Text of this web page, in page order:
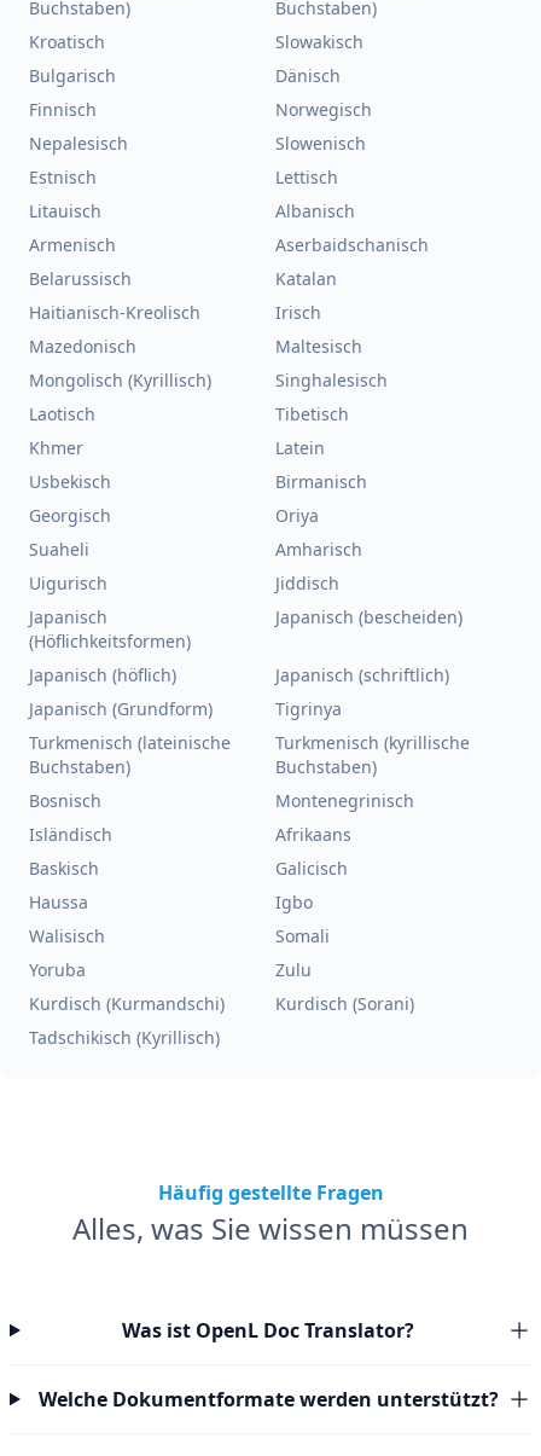
Buchstaben)
Buchstaben)
Kroatisch
Slowakisch
Bulgarisch
Dänisch
Finnisch
Norwegisch
Nepalesisch
Slowenisch
Estnisch
Lettisch
Litauisch
Albanisch
Armenisch
Aserbaidschanisch
Belarussisch
Katalan
Haitianisch-Kreolisch
Irisch
Mazedonisch
Maltesisch
Mongolisch (Kyrillisch)
Singhalesisch
Laotisch
Tibetisch
Khmer
Latein
Usbekisch
Birmanisch
Georgisch
Oriya
Suaheli
Amharisch
Uigurisch
Jiddisch
Japanisch
(Höflichkeitsformen)
Japanisch (bescheiden)
Japanisch (höflich)
Japanisch (schriftlich)
Japanisch (Grundform)
Tigrinya
Turkmenisch (lateinische
Buchstaben)
Turkmenisch (kyrillische
Buchstaben)
Bosnisch
Montenegrinisch
Isländisch
Afrikaans
Baskisch
Galicisch
Haussa
Igbo
Walisisch
Somali
Yoruba
Zulu
Kurdisch (Kurmandschi)
Kurdisch (Sorani)
Tadschikisch (Kyrillisch)
Häufig gestellte Fragen
Alles, was Sie wissen müssen
Was ist OpenL Doc Translator?
Welche Dokumentformate werden unterstützt?